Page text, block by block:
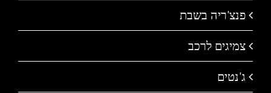
פנצ'ריה בשבת
צמיגים לרכב
ג'נטים